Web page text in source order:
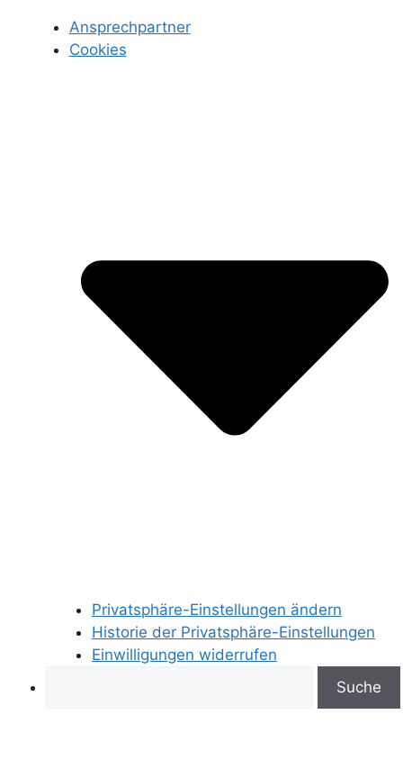
Ansprechpartner
Cookies
Privatsphäre-Einstellungen ändern
Historie der Privatsphäre-Einstellungen
Einwilligungen widerrufen